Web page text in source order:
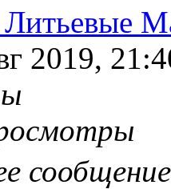
Литьевые
2019,